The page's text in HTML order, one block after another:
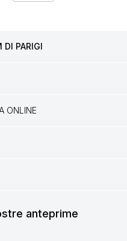
DI PARIGI
ONLINE
anteprime